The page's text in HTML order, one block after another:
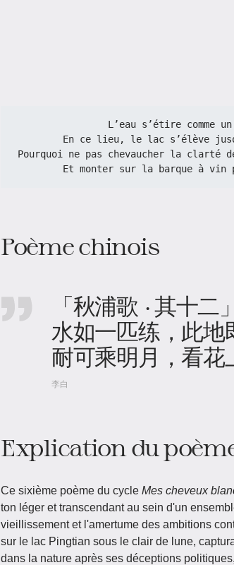
L’eau
En ce lieu, le lac s’élève
Pourquoi ne pas chevaucher la clarté
Et monter sur la barque à
Poème chinois
「秋浦歌 · 其十二」
水如一匹练，此地
耐可乘明月，看花
李白
Explication du
Ce sixième poème du cycle Mes cheveux
ton léger et transcendant au sein d'un
vieillissement et l'amertume des ambitions
sur le lac Pingtian sous le clair de lune,
dans la nature après ses déceptions